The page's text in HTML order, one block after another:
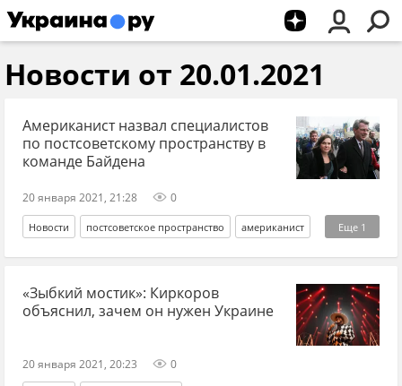
Новости от 20.01.2021
Американист назвал специалистов
по постсоветскому пространству в
команде Байдена
20 января 2021, 21:28 0
Еще 1
Новости постсоветское пространство американист
Джо Байден
«Зыбкий мостик»: Киркоров
объяснил, зачем он нужен Украине
20 января 2021, 20:23 0